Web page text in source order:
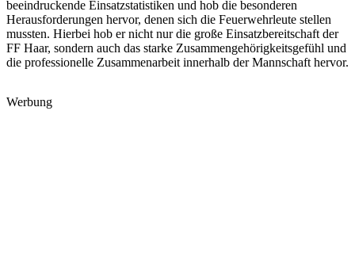
beeindruckende Einsatzstatistiken und hob die besonderen
Herausforderungen hervor, denen sich die Feuerwehrleute stellen
mussten. Hierbei hob er nicht nur die große Einsatzbereitschaft der
FF Haar, sondern auch das starke Zusammengehörigkeitsgefühl und
die professionelle Zusammenarbeit innerhalb der Mannschaft hervor.
Werbung